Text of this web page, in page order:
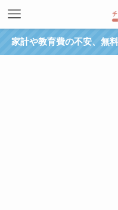
家計や教育費の不安、無